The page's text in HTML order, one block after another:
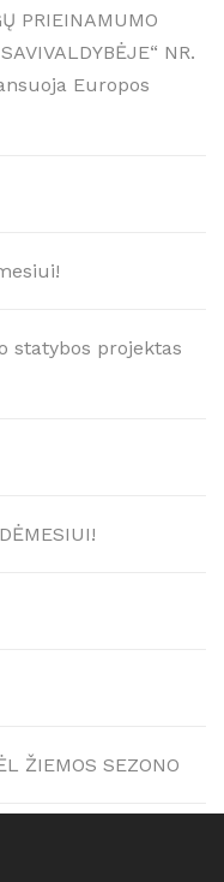
PRIEINAMUMO
NR.
Europos
statybos projektas
ŽIEMOS SEZONO